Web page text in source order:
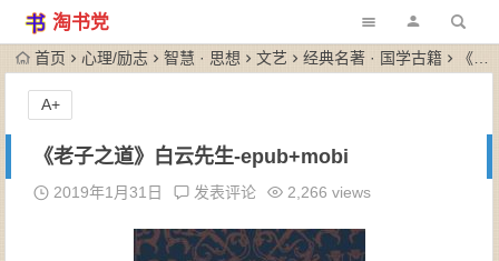
淘书党
首页 心理/励志 智慧 · 思想 文艺 经典名著 · 国学古籍 《老子之道》白云先生-epub+mobi
《老子之道》白云先生-epub+mobi
2019年1月31日 发表评论 2,266 views
A+